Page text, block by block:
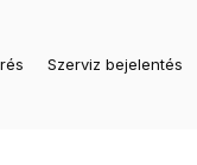
Szerviz bejelentés